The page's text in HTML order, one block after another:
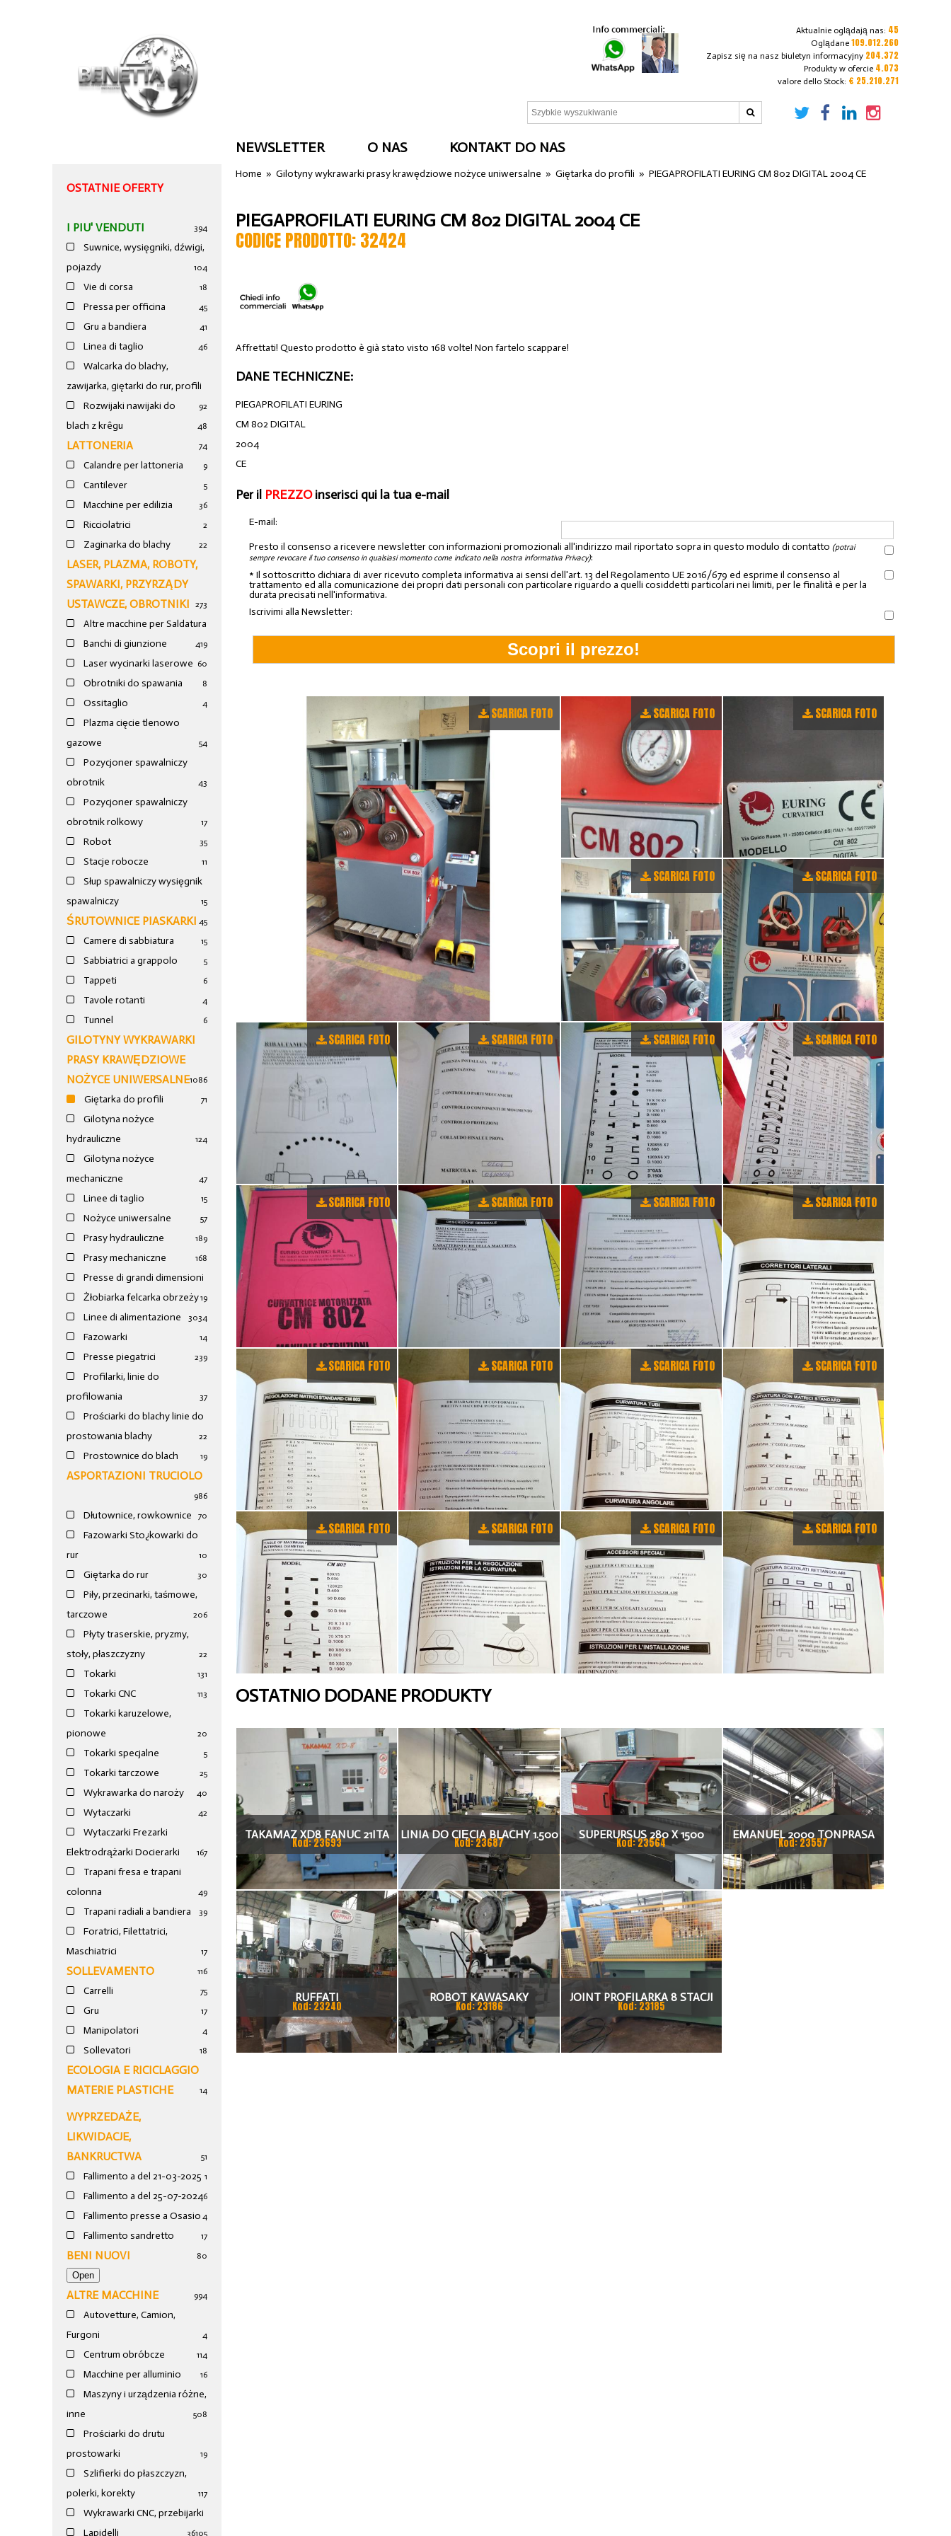
Aktualnie oglądają nas: 45
Oglądane 109.012.260
Zapisz się na nasz biuletyn informacyjny 204.372
Produkty w ofercie 4.073
valore dello Stock: € 25.210.271
NEWSLETTER O NAS KONTAKT DO NAS
OSTATNIE OFERTY
I PIU' VENDUTI 394
Suwnice, wysięgniki, dźwigi,
pojazdy
104
Vie di corsa 18
Pressa per officina 45
Gru a bandiera 41
Linea di taglio 46
Walcarka do blachy,
zawijarka, giętarki do rur, profili
92
Rozwijaki nawijaki do
blach z krêgu
48
LATTONERIA 74
Calandre per lattoneria 9
Cantilever 5
Macchine per edilizia 36
Ricciolatrici 2
Zaginarka do blachy 22
LASER, PLAZMA, ROBOTY,
SPAWARKI, PRZYRZĄDY
USTAWCZE, OBROTNIKI
273
Altre macchine per Saldatura
19
Banchi di giunzione 4
Laser wycinarki laserowe 60
Obrotniki do spawania 8
Ossitaglio 4
Plazma cięcie tlenowo
gazowe
54
Pozycjoner spawalniczy
obrotnik
43
Pozycjoner spawalniczy
obrotnik rolkowy
17
Robot 35
Stacje robocze 11
Słup spawalniczy wysięgnik
spawalniczy
15
ŚRUTOWNICE PIASKARKI 45
Camere di sabbiatura 15
Sabbiatrici a grappolo 5
Tappeti 6
Tavole rotanti 4
Tunnel 6
GILOTYNY WYKRAWARKI
PRASY KRAWĘDZIOWE
NOŻYCE UNIWERSALNE1086
Giętarka do profili 71
Gilotyna nożyce
hydrauliczne
124
Gilotyna nożyce
mechaniczne
47
Linee di taglio 15
Nożyce uniwersalne 57
Prasy hydrauliczne 189
Prasy mechaniczne 168
Presse di grandi dimensioni
19
Żłobiarka felcarka obrzeży
34
Linee di alimentazione 30
Fazowarki 14
Presse piegatrici 239
Profilarki, linie do
profilowania
37
Prościarki do blachy linie do
prostowania blachy
22
Prostownice do blach 19
ASPORTAZIONI TRUCIOLO
986
Dłutownice, rowkownice 70
Fazowarki Sto¿kowarki do
rur
10
Giętarka do rur 30
Piły, przecinarki, taśmowe,
tarczowe
206
Płyty traserskie, pryzmy,
stoły, płaszczyzny
22
Tokarki 131
Tokarki CNC 113
Tokarki karuzelowe,
pionowe
20
Tokarki specjalne 5
Tokarki tarczowe 25
Wykrawarka do naroży 40
Wytaczarki 42
Wytaczarki Frezarki
Elektrodrążarki Docierarki
167
Trapani fresa e trapani
colonna
49
Trapani radiali a bandiera 39
Foratrici, Filettatrici,
Maschiatrici
17
SOLLEVAMENTO 116
Carrelli 75
Gru 17
Manipolatori 4
Sollevatori 18
ECOLOGIA E RICICLAGGIO
MATERIE PLASTICHE
14
WYPRZEDAŻE,
LIKWIDACJE,
BANKRUCTWA
51
Fallimento a del 21-03-2025 1
Fallimento a del 25-07-20246
Fallimento presse a Osasio 4
Fallimento sandretto 17
BENI NUOVI 80
ALTRE MACCHINE 994
Autovetture, Camion,
Furgoni
4
Centrum obróbcze 114
Macchine per alluminio 16
Maszyny i urządzenia różne,
inne
508
Prościarki do drutu
prostowarki
19
Szlifierki do płaszczyzn,
polerki, korekty
117
Wykrawarki CNC, przebijarki
105
Lapidelli 36
Home »Gilotyny wykrawarki prasy krawędziowe nożyce uniwersalne »Giętarka do profili »PIEGAPROFILATI EURING CM 802 DIGITAL 2004 CE
PIEGAPROFILATI EURING CM 802 DIGITAL 2004 CE
CODICE PRODOTTO: 32424
Affrettati! Questo prodotto è già stato visto 168 volte! Non fartelo scappare!
DANE TECHNICZNE:
PIEGAPROFILATI EURING
CM 802 DIGITAL
2004
CE
Per il PREZZOinserisci qui la tua e-mail
E-mail:
Presto il consenso a ricevere newsletter con informazioni promozionali all'indirizzo mail riportato sopra in questo modulo di contatto (potrai
sempre revocare il tuo consenso in qualsiasi momento come indicato nella nostra informativa Privacy):
* Il sottoscritto dichiara di aver ricevuto completa informativa ai sensi dell'art. 13 del Regolamento UE 2016/679 ed esprime il consenso al
trattamento ed alla comunicazione dei propri dati personali con particolare riguardo a quelli cosiddetti particolari nei limiti, per le finalità e per la
durata precisati nell'informativa.
Iscrivimi alla Newsletter:
SCARICA FOTO SCARICA FOTO SCARICA FOTO
SCARICA FOTO SCARICA FOTO
SCARICA FOTO SCARICA FOTO SCARICA FOTO SCARICA FOTO
SCARICA FOTO SCARICA FOTO SCARICA FOTO SCARICA FOTO
SCARICA FOTO SCARICA FOTO SCARICA FOTO SCARICA FOTO
SCARICA FOTO SCARICA FOTO SCARICA FOTO SCARICA FOTO
OSTATNIO DODANE PRODUKTY
TAKAMAZ XD8 FANUC 21ITA
TOKARKA CNC
Kod: 23693
LINIA DO CIĘCIA BLACHY 1.500
X 1,5 (2,5) MM
Kod: 23687
SUPERURSUS 280 X 1500
TOKARKA
Kod: 23564
EMANUEL 2000 TONPRASA
HYDRAULICZNA 3200 X 2000
Kod: 23557
RUFFATI
Kod: 23240
ROBOT KAWASAKY
Kod: 23186
JOINT PROFILARKA 8 STACJI
Kod: 23185